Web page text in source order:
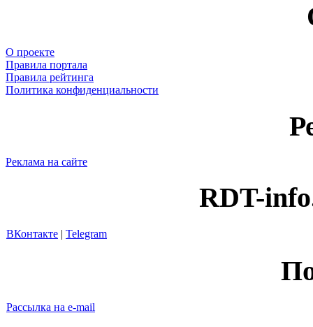
О проекте
Правила портала
Правила рейтинга
Политика конфиденциальности
Реклама на сайте
RDT-
ВКонтакте | Telegram
Рассылка на e-mail